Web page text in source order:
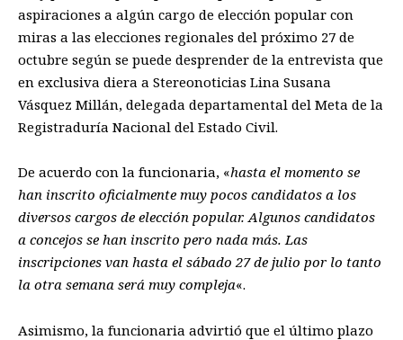
aspiraciones a algún cargo de elección popular con
miras a las elecciones regionales del próximo 27 de
octubre según se puede desprender de la entrevista que
en exclusiva diera a Stereonoticias Lina Susana
Vásquez Millán, delegada departamental del Meta de la
Registraduría Nacional del Estado Civil.
De acuerdo con la funcionaria, «hasta el momento se
han inscrito oficialmente muy pocos candidatos a los
diversos cargos de elección popular. Algunos candidatos
a concejos se han inscrito pero nada más. Las
inscripciones van hasta el sábado 27 de julio por lo tanto
la otra semana será muy compleja«.
Asimismo, la funcionaria advirtió que el último plazo